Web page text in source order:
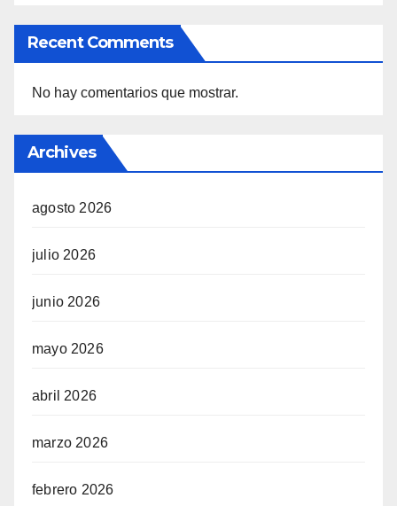
Recent Comments
No hay comentarios que mostrar.
Archives
agosto 2026
julio 2026
junio 2026
mayo 2026
abril 2026
marzo 2026
febrero 2026